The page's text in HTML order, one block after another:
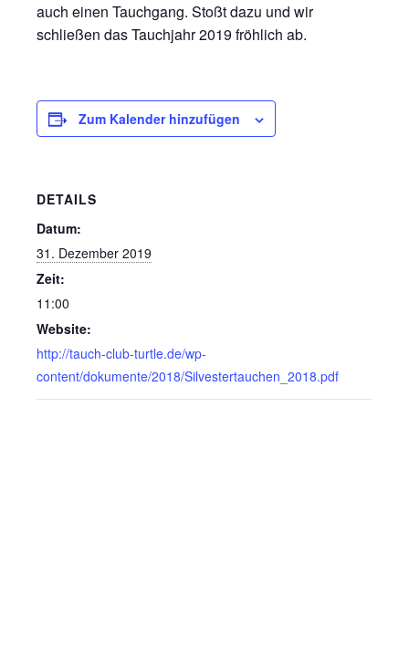
auch einen Tauchgang. Stoßt dazu und wir
schließen das Tauchjahr 2019 fröhlich ab.
Zum Kalender hinzufügen
DETAILS
Datum:
31. Dezember 2019
Zeit:
11:00
Website:
http://tauch-club-turtle.de/wp-
content/dokumente/2018/Silvestertauchen_2018.pdf